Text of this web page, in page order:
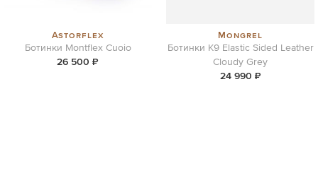
Astorflex
Ботинки Montflex Cuoio
26 500 ₽
Mongrel
Ботинки K9 Elastic Sided Leather
Cloudy Grey
24 990 ₽